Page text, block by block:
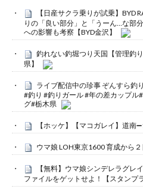
【日産サクラ乗りが試乗】BYD
りの「良い部分」と「うーん…な部
への影響も考察【BYD金沢】
釣れない釣堀つり天国【管理釣
県】
ライブ配信中の珍事 ぞんすら釣
#釣り #釣りガール #年の差カップ
グ#栃木県
【ホッケ】【マコガレイ】道南
ウマ娘 LOH東京1600 育成から
【無料】ウマ娘シンデレラグレ
ファイルをゲットせよ！【スタンプ